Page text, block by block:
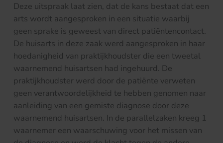
Deze uitspraak laat zien, dat de kans bestaat dat een
arts wordt aangesproken in een situatie waarbij
geen sprake is geweest van direct patiëntencontact.
De huisarts in deze zaak werd aangesproken in haar
hoedanigheid van praktijkhoudster die een tweetal
waarnemend huisartsen had ingehuurd. De
praktijkhoudster werd door de patiënte verweten
geen verantwoordelijkheid te hebben genomen naar
aanleiding van een gemiste diagnose door deze
waarnemend huisartsen. In de parallelzaken kreeg 1
waarnemer een waarschuwing voor het missen van